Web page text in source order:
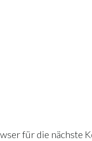
für die nächste